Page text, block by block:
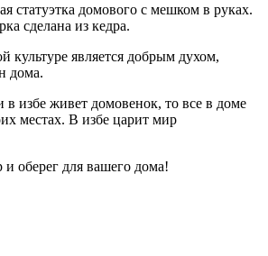
статуэтка домового с мешком в руках.
сделана из кедра.
культуре является добрым духом,
дома.
в избе живет домовенок, то все в доме
местах. В избе царит мир
оберег для вашего дома!